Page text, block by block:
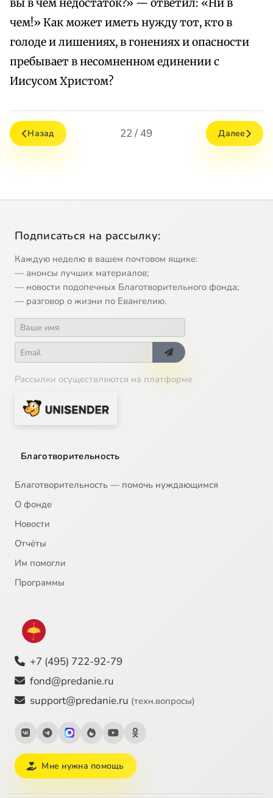
вы в чем недостаток?» — ответил: «Ни в
чем!» Как может иметь нужду тот, кто в
голоде и лишениях, в гонениях и опасности
пребывает в несомненном единении с
Иисусом Христом?
Назад 22 / 49 Далее
Подписаться на рассылку:
Каждую неделю в вашем почтовом ящике:
— анонсы лучших материалов;
— новости подопечных Благотворительного фонда;
— разговор о жизни по Евангелию.
Рассылки осуществляются на платформе
Благотворительность
Благотворительность — помочь нуждающимся
О фонде
Новости
Отчёты
Им помогли
Программы
+7 (495) 722-92-79
fond@predanie.ru
support@predanie.ru (техн.вопросы)
Мне нужна помощь